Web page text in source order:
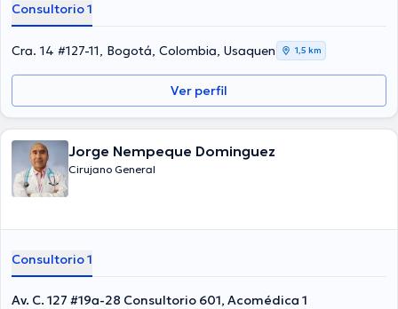
Consultorio 1
Cra. 14 #127-11, Bogotá, Colombia, Usaquen 1,5 km
Ver perfil
Jorge Nempeque Dominguez
Cirujano General
Consultorio 1
Av. C. 127 #19a-28 Consultorio 601, Acomédica 1